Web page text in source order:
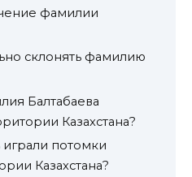
фамилии
склонять фамилию
Балтабаева
Казахстана?
потомки
Казахстана?